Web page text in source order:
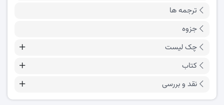
ترجمه ها
جزوه
چک لیست
کتاب
نقد و بررسی